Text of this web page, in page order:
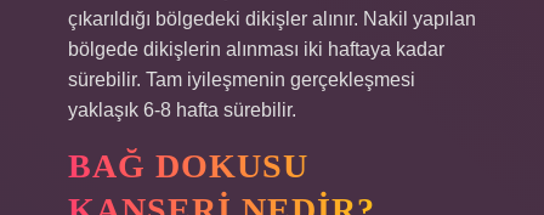
çıkarıldığı bölgedeki dikişler alınır. Nakil yapılan
bölgede dikişlerin alınması iki haftaya kadar
sürebilir. Tam iyileşmenin gerçekleşmesi
yaklaşık 6-8 hafta sürebilir.
BAĞ DOKUSU